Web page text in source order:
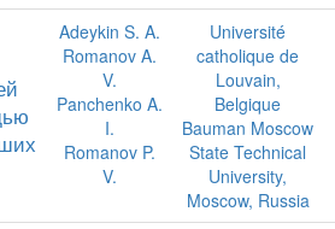
Adeykin S. A.
Romanov A.
V.
Panchenko A.
I.
Romanov P.
V.
Université
catholique de
Louvain,
Belgique
Bauman Moscow
State Technical
University,
Moscow, Russia